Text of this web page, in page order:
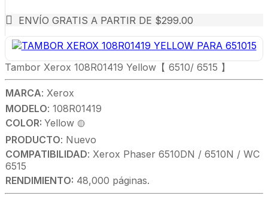
ENVÍO GRATIS A PARTIR DE $299.00
Tambor Xerox 108R01419 Yellow【 6510/ 6515 】
MARCA: Xerox
MODELO: 108R01419
COLOR: Yellow 🟡
PRODUCTO: Nuevo
COMPATIBILIDAD: Xerox Phaser 6510DN / 6510N / WC
6515
RENDIMIENTO: 48,000 páginas.